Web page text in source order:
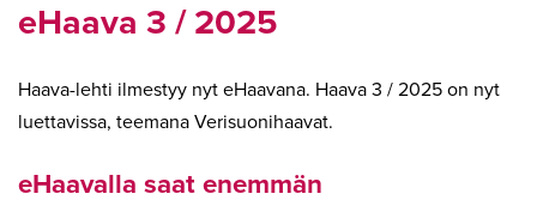
eHaava 3 / 2025
Haava-lehti ilmestyy nyt eHaavana. Haava 3 / 2025 on nyt
luettavissa, teemana Verisuonihaavat.
eHaavalla saat enemmän